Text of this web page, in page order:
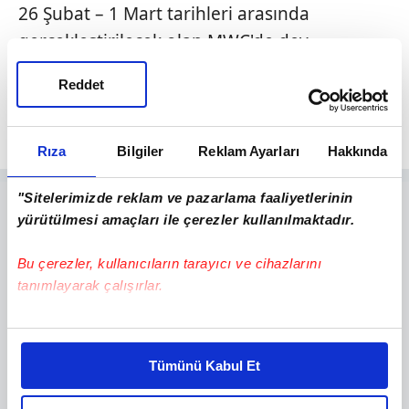
Rıza Bilgiler Reklam Ayarları Hakkında
"Sitelerimizde reklam ve pazarlama faaliyetlerinin
yürütülmesi amaçları ile çerezler kullanılmaktadır.
Bu çerezler, kullanıcıların tarayıcı ve cihazlarını
tanımlayarak çalışırlar.
Bu çerezlere izin vermeniz halinde sizlere özel
daha iyi reklam deneyimi yaşatabiliriz. Bunu yaparken
amacımızın size daha iyi bir reklam deneyimi sunmak
Tümünü Kabul Et
Reddet
26 Şubat – 1 Mart tarihleri arasında
gerçekleştirilecek olan MWC'de dev
üreticilerin yanı sıra akıllı telefon pazarına
iddialı giriş yapmak isteyen yeni oyuncuların
cihazları da ilk kez görücüye çıkacak.